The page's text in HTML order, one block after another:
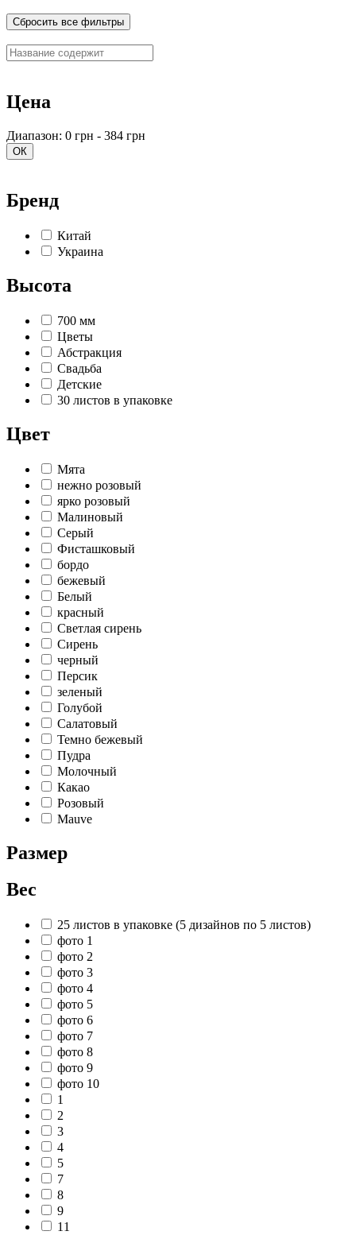
Сбросить все фильтры
Цена
Диапазон: 0 грн - 384 грн
ОК
Бренд
Китай
Украина
Высота
700 мм
Цветы
Абстракция
Свадьба
Детские
30 листов в упаковке
Цвет
Мята
нежно розовый
ярко розовый
Малиновый
Серый
Фисташковый
бордо
бежевый
Белый
красный
Светлая сирень
Сирень
черный
Персик
зеленый
Голубой
Салатовый
Темно бежевый
Пудра
Молочный
Какао
Розовый
Mauve
Размер
Вес
25 листов в упаковке (5 дизайнов по 5 листов)
фото 1
фото 2
фото 3
фото 4
фото 5
фото 6
фото 7
фото 8
фото 9
фото 10
1
2
3
4
5
7
8
9
11